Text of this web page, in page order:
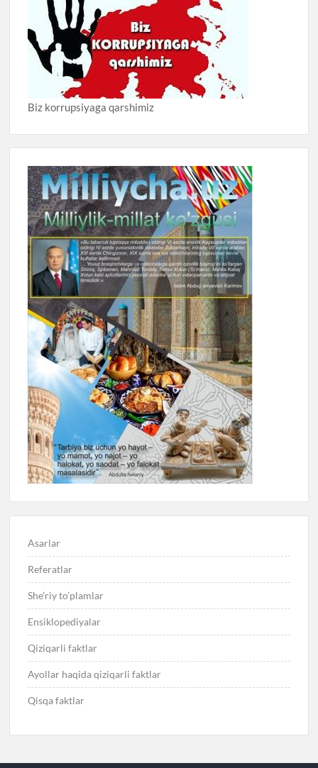
Biz korrupsiyaga qarshimiz
Asarlar
Referatlar
She’riy to’plamlar
Ensiklopediyalar
Qiziqarli faktlar
Ayollar haqida qiziqarli faktlar
Qisqa faktlar